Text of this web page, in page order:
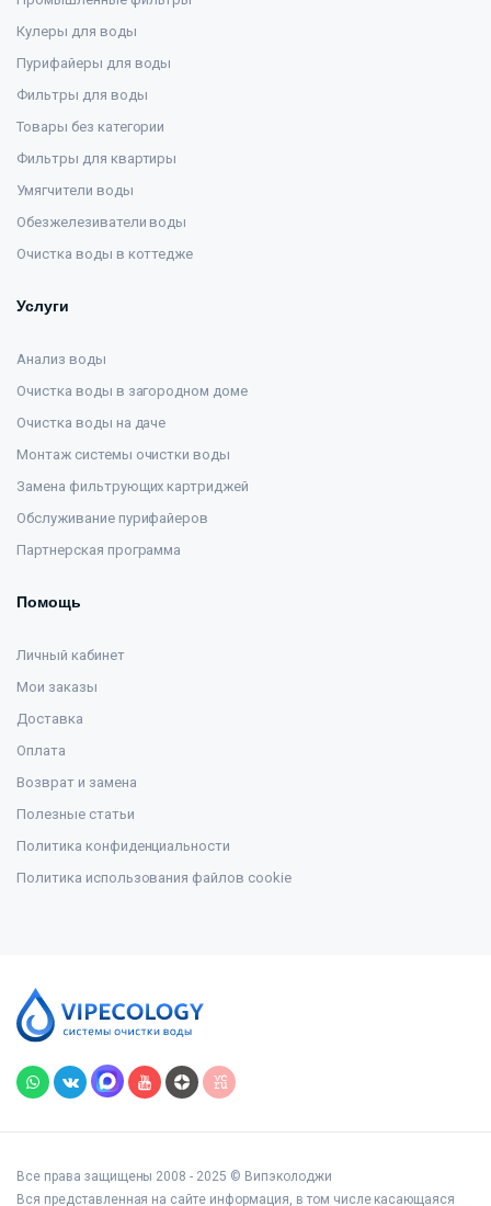
Кулеры для воды
Пурифайеры для воды
Фильтры для воды
Товары без категории
Фильтры для квартиры
Умягчители воды
Обезжелезиватели воды
Очистка воды в коттедже
Услуги
Анализ воды
Очистка воды в загородном доме
Очистка воды на даче
Монтаж системы очистки воды
Замена фильтрующих картриджей
Обслуживание пурифайеров
Партнерская программа
Помощь
Личный кабинет
Мои заказы
Доставка
Оплата
Возврат и замена
Полезные статьи
Политика конфиденциальности
Политика использования файлов cookie
Все права защищены 2008 - 2025 © Випэколоджи
Вся представленная на сайте информация, в том числе касающаяся